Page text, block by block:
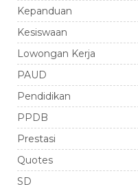
Kepanduan
Kesiswaan
Lowongan Kerja
PAUD
Pendidikan
PPDB
Prestasi
Quotes
SD